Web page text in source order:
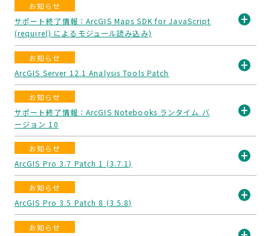
お知らせ
サポート終了情報：ArcGIS Maps SDK for JavaScript
(require() によるモジュール読み込み)
お知らせ
ArcGIS Server 12.1 Analysis Tools Patch
お知らせ
サポート終了情報：ArcGIS Notebooks ランタイム バ
ージョン 10
お知らせ
ArcGIS Pro 3.7 Patch 1 (3.7.1)
く
お知らせ
ArcGIS Pro 3.5 Patch 8 (3.5.8)
く
お知らせ